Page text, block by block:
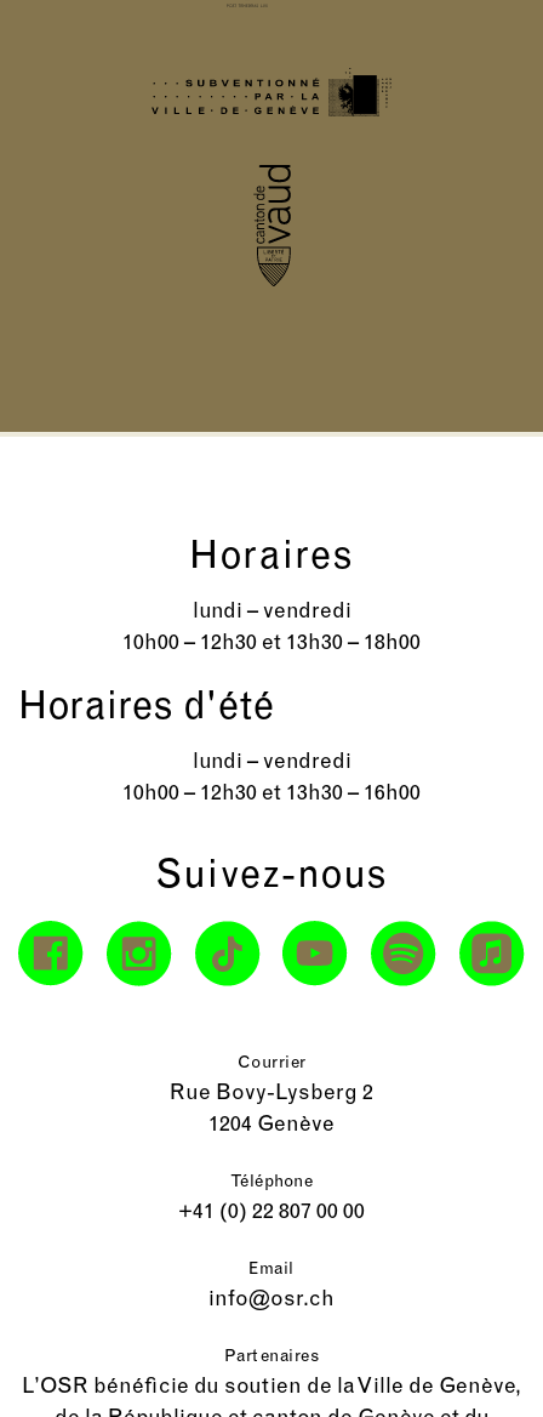
Horaires
lundi – vendredi
10h00 – 12h30 et 13h30 – 18h00
Horaires d'été
lundi – vendredi
10h00 – 12h30 et 13h30 – 16h00
Suivez-nous
Courrier
Rue Bovy-Lysberg 2
1204 Genève
Téléphone
+41 (0) 22 807 00 00
Email
info@osr.ch
Partenaires
L’OSR bénéficie du soutien de la Ville de Genève,